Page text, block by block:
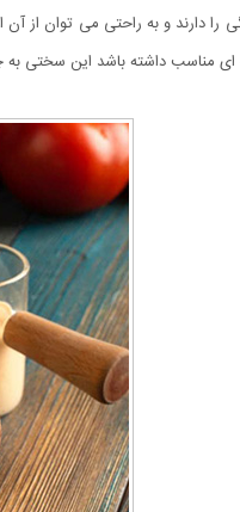
دارند و به راحتی می توان از
مناسب داشته باشد این سختی به